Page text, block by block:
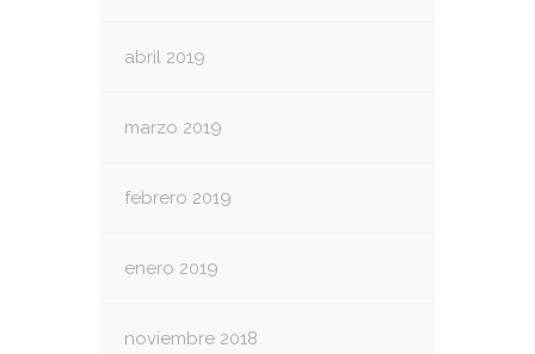
abril 2019
marzo 2019
febrero 2019
enero 2019
noviembre 2018